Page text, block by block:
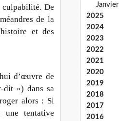
culpabilité. De
de la
et des
d’œuvre de
dit ») dans sa
alors : Si
une tentative
Janvier
2025
2024
2023
2022
2021
2020
2019
2018
2017
2016